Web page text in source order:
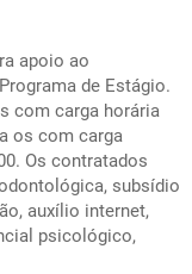
apoio ao
de Estágio.
com carga horária
os com carga
Os contratados
subsídio
auxílio internet,
psicológico,